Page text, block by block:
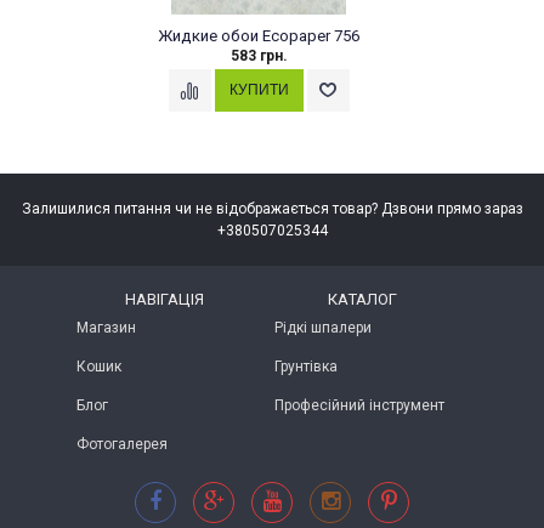
Жидкие обои Ecopaper 756
583 грн.
Залишилися питання чи не відображається товар? Дзвони прямо зараз
+380507025344
НАВІГАЦІЯ
Магазин
Кошик
Блог
Фотогалерея
КАТАЛОГ
Рідкі шпалери
Грунтівка
Професійний інструмент